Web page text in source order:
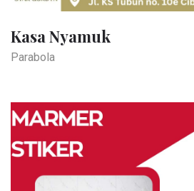
Kasa Nyamuk
Parabola